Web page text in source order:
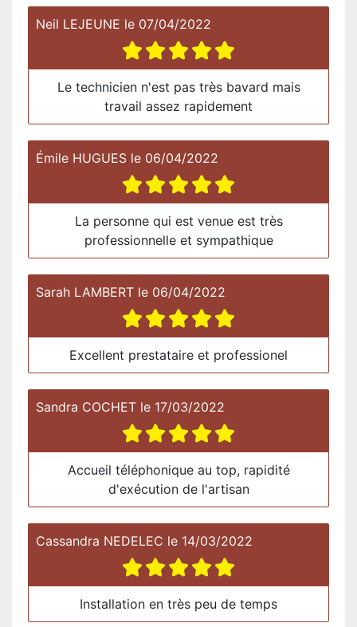
Neil LEJEUNE le 07/04/2022
Le technicien n'est pas très bavard mais
travail assez rapidement
Émile HUGUES le 06/04/2022
La personne qui est venue est très
professionnelle et sympathique
Sarah LAMBERT le 06/04/2022
Excellent prestataire et professionel
Sandra COCHET le 17/03/2022
Accueil téléphonique au top, rapidité
d'exécution de l'artisan
Cassandra NEDELEC le 14/03/2022
Installation en très peu de temps